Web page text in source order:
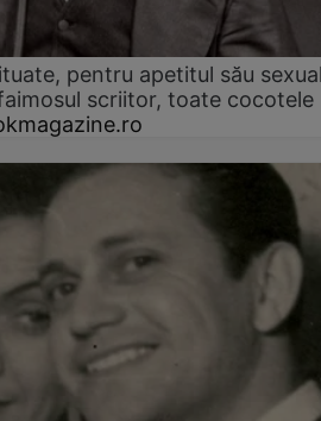
pentru apetitul său
scriitor, toate cocotele